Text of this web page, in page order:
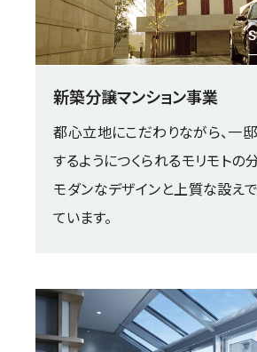
新築分譲マンション事業
都心立地にこだわりながら、一邸
するようにつくられるモリモトの
モダンなデザインと上質な設え
ています。